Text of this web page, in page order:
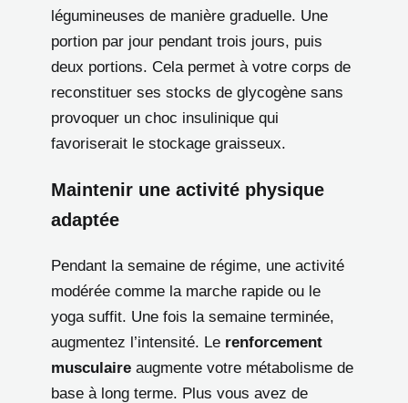
légumineuses de manière graduelle. Une
portion par jour pendant trois jours, puis
deux portions. Cela permet à votre corps de
reconstituer ses stocks de glycogène sans
provoquer un choc insulinique qui
favoriserait le stockage graisseux.
Maintenir une activité physique
adaptée
Pendant la semaine de régime, une activité
modérée comme la marche rapide ou le
yoga suffit. Une fois la semaine terminée,
augmentez l’intensité. Le renforcement
musculaire augmente votre métabolisme de
base à long terme. Plus vous avez de